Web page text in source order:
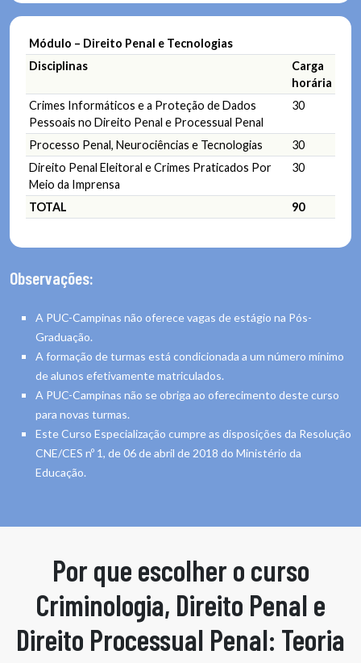
Módulo – Direito Penal e Tecnologias
Disciplinas
Carga
horária
Crimes Informáticos e a Proteção de Dados
Pessoais no Direito Penal e Processual Penal
30
Processo Penal, Neurociências e Tecnologias
30
Direito Penal Eleitoral e Crimes Praticados Por
Meio da Imprensa
30
TOTAL 90
Observações:
A PUC-Campinas não oferece vagas de estágio na Pós-
Graduação.
A formação de turmas está condicionada a um número mínimo
de alunos efetivamente matriculados.
A PUC-Campinas não se obriga ao oferecimento deste curso
para novas turmas.
Este Curso Especialização cumpre as disposições da Resolução
CNE/CES nº 1, de 06 de abril de 2018 do Ministério da
Educação.
Por que escolher o curso
Criminologia, Direito Penal e
Direito Processual Penal: Teoria